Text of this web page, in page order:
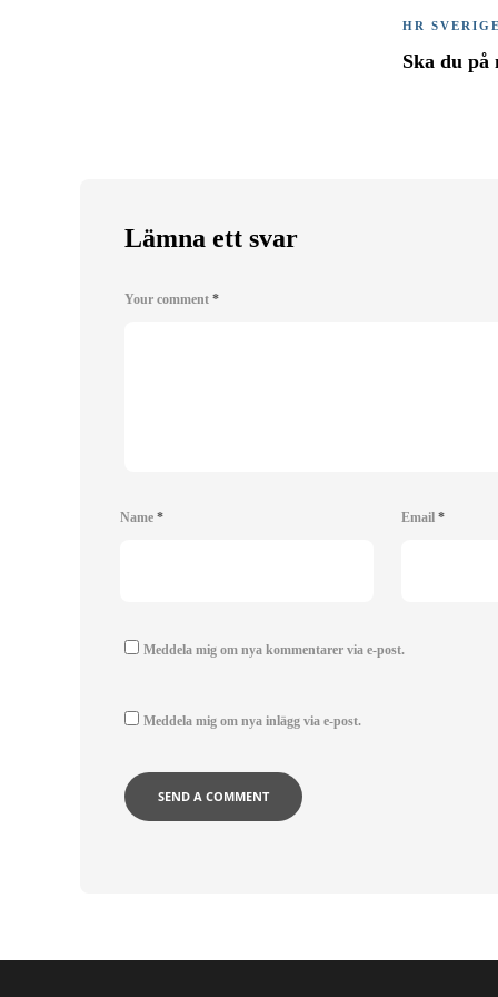
HR SVERIGE
Ska du på
Lämna ett svar
Your comment *
Name * Email *
Meddela mig om nya kommentarer via e-post.
Meddela mig om nya inlägg via e-post.